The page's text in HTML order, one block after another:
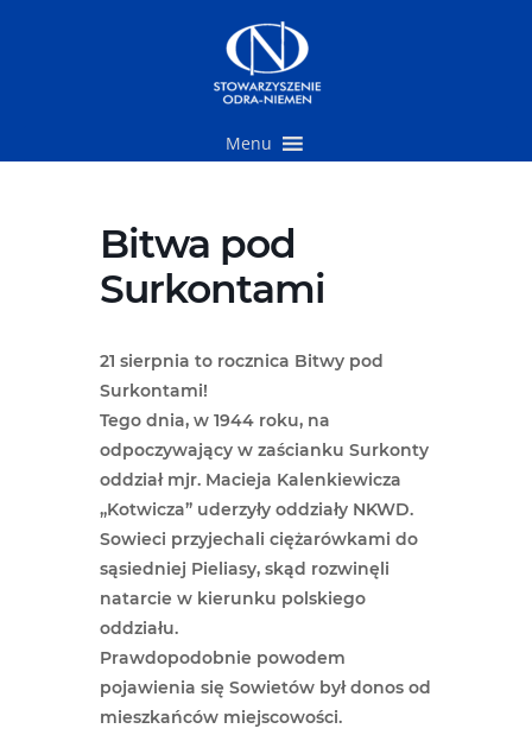
Menu
Bitwa pod
Surkontami
21 sierpnia to rocznica Bitwy pod
Surkontami!
Tego dnia, w 1944 roku, na
odpoczywający w zaścianku Surkonty
oddział mjr. Macieja Kalenkiewicza
„Kotwicza” uderzyły oddziały NKWD.
Sowieci przyjechali ciężarówkami do
sąsiedniej Pieliasy, skąd rozwinęli
natarcie w kierunku polskiego
oddziału.
Prawdopodobnie powodem
pojawienia się Sowietów był donos od
mieszkańców miejscowości.